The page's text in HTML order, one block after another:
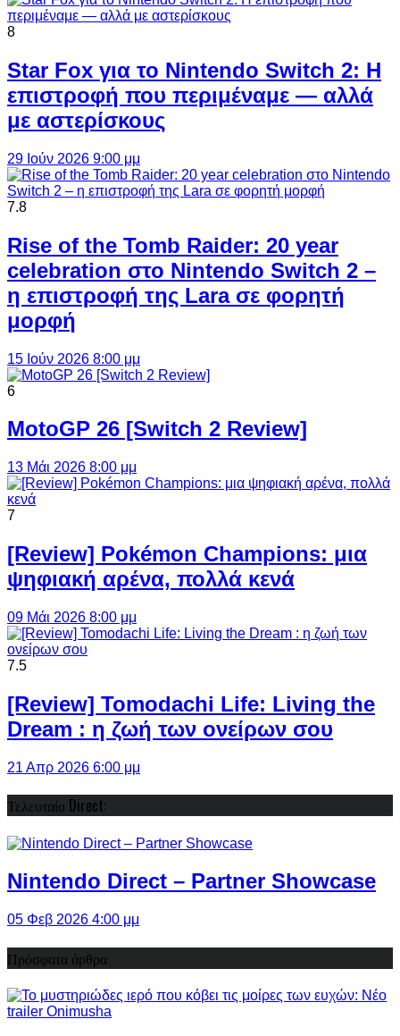
8
Star Fox για το Nintendo Switch 2: Η
επιστροφή που περιμέναμε — αλλά
με αστερίσκους
29 Ιούν 2026 9:00 μμ
7.8
Rise of the Tomb Raider: 20 year
celebration στο Nintendo Switch 2 –
η επιστροφή της Lara σε φορητή
μορφή
15 Ιούν 2026 8:00 μμ
6
MotoGP 26 [Switch 2 Review]
13 Μάι 2026 8:00 μμ
7
[Review] Pokémon Champions: μια
ψηφιακή αρένα, πολλά κενά
09 Μάι 2026 8:00 μμ
7.5
[Review] Tomodachi Life: Living the
Dream : η ζωή των ονείρων σου
21 Απρ 2026 6:00 μμ
Τελευταίο Direct:
Nintendo Direct – Partner Showcase
05 Φεβ 2026 4:00 μμ
Πρόσφατα άρθρα